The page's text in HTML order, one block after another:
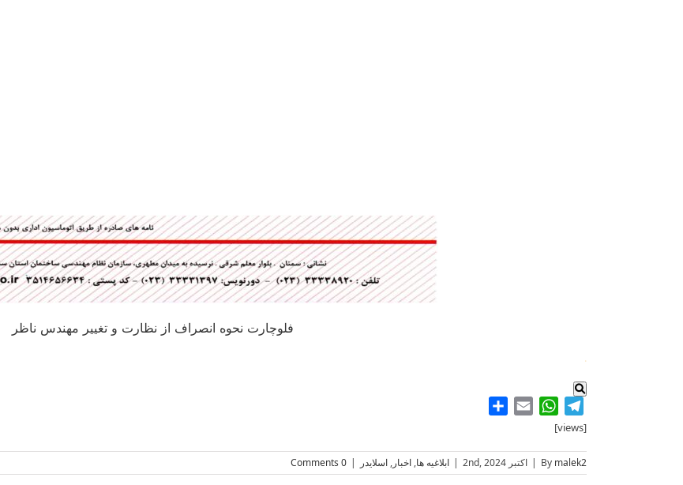
فلوچارت نحوه انصراف از نظارت و تغییر مهندس ناظر
.
Telegram
WhatsApp
Email
[views]
By malek2
| اکتبر 2nd, 2024 | ابلاغیه ها, اخبار, اسلایدر |
0 Comments